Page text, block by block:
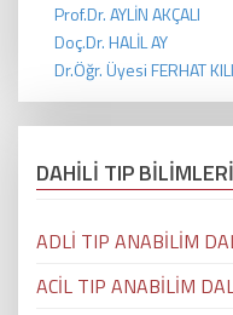
Prof.Dr. AYLİN AKÇALI
Doç.Dr. HALİL AY
Dr.Öğr. Üyesi FERHAT
DAHİLİ TIP BİLİMLERİ
ADLİ TIP ANABİLİM
ACİL TIP ANABİLİM